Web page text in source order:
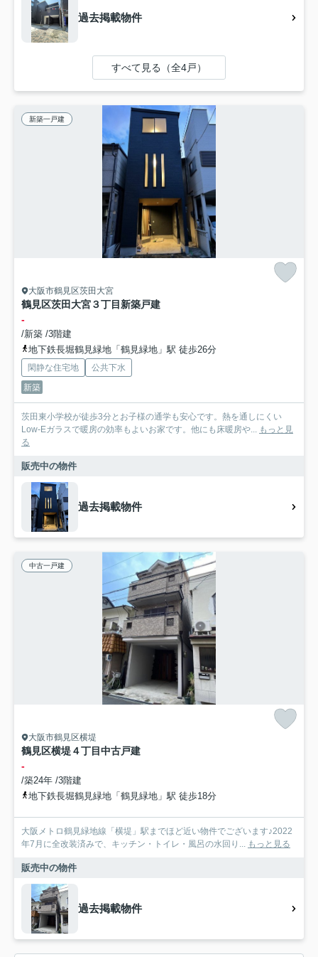
過去掲載物件
すべて見る（全4戸）
新築一戸建
大阪市鶴見区茨田大宮
鶴見区茨田大宮３丁目新築戸建
-
/新築 /3階建
地下鉄長堀鶴見緑地「鶴見緑地」駅 徒歩26分
閑静な住宅地
公共下水
新築
茨田東小学校が徒歩3分とお子様の通学も安心です。熱を通しにくい
Low-Eガラスで暖房の効率もよいお家です。他にも床暖房や... もっと見
る
販売中の物件
過去掲載物件
中古一戸建
大阪市鶴見区横堤
鶴見区横堤４丁目中古戸建
-
/築24年 /3階建
地下鉄長堀鶴見緑地「鶴見緑地」駅 徒歩18分
大阪メトロ鶴見緑地線「横堤」駅までほど近い物件でございます♪2022
年7月に全改装済みで、キッチン・トイレ・風呂の水回り... もっと見る
販売中の物件
過去掲載物件